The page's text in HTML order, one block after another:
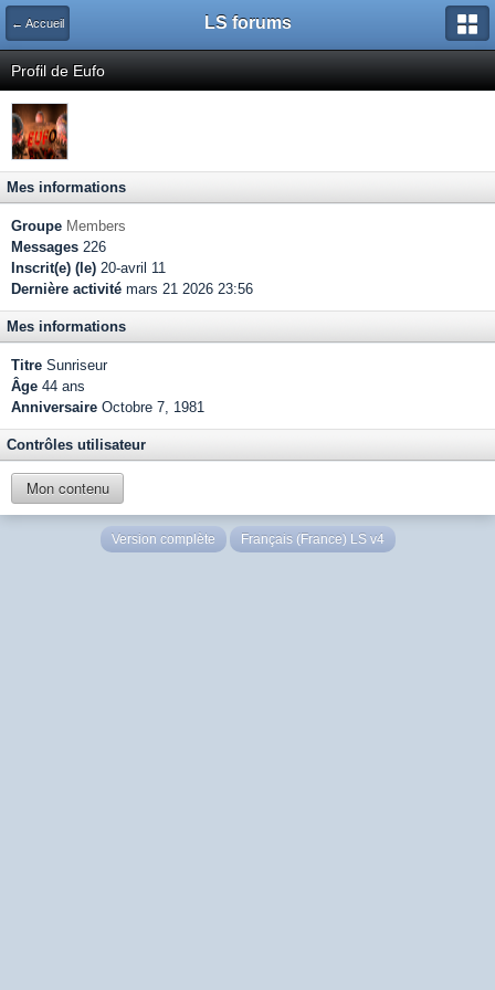
← Accueil LS forums
Profil de Eufo
Mes informations
Groupe Members
Messages 226
Inscrit(e) (le) 20-avril 11
Dernière activité mars 21 2026 23:56
Mes informations
Titre Sunriseur
Âge 44 ans
Anniversaire Octobre 7, 1981
Contrôles utilisateur
Mon contenu
Version complète Français (France) LS v4